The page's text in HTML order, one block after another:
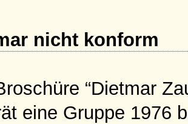
nicht konform
“Dietmar
eine Gruppe 1976